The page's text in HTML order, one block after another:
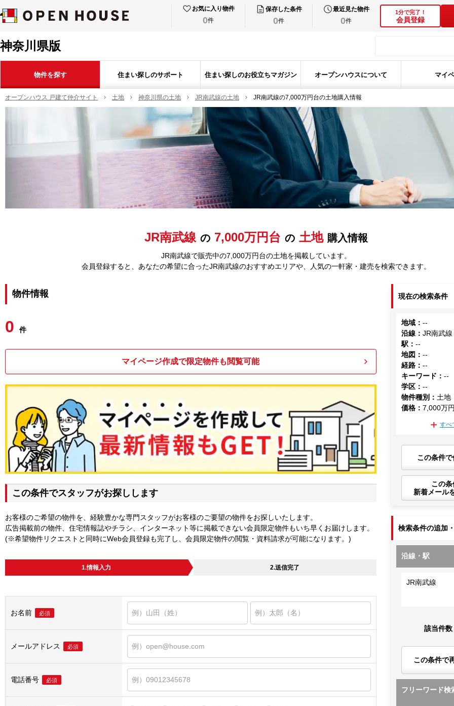
お気に入り物件
0件
保存した条件
0件
最近見た物件
0件
1分で完了！
会員登録
神奈川県版
物件を探す 住まい探しのサポート 住まい探しのお役立ちマガジン オープンハウスについて マイ
オープンハウス 戸建て仲介サイト 土地 神奈川県の土地 JR南武線の土地 JR南武線の7,000万円台の土地購入情報
JR南武線 の 7,000万円台 の 土地 購入情報
JR南武線で販売中の7,000万円台の土地を掲載しています。
会員登録すると、あなたの希望に合ったJR南武線のおすすめエリアや、人気の一軒家・建売を検索できます。
物件情報
0 件
マイページ作成で限定物件も閲覧可能
この条件でスタッフがお探しします
お客様のご希望の物件を、経験豊かな専門スタッフがお客様のご要望の物件をお探しいたします。
広告掲載前の物件、住宅情報誌やチラシ、インターネット等に掲載できない会員限定物件もいち早くお届けします。
(※希望物件リクエストと同時にWeb会員登録も完了し、会員限定物件の閲覧・資料請求が可能になります。)
1.情報入力 2.送信完了
お名前 必須
メールアドレス 必須
電話番号 必須
現在の検索条件
地域 ：--
沿線 ：JR南武線
駅 ：--
地図 ：--
経路 ：--
キーワード ：--
学区 ：--
物件種別 ： 土地
価格 ：7,000万
すべ
この条件
この
新着メール
検索条件の追加
沿線・駅
JR南武線
該当件数
この条件で
フリーワード検